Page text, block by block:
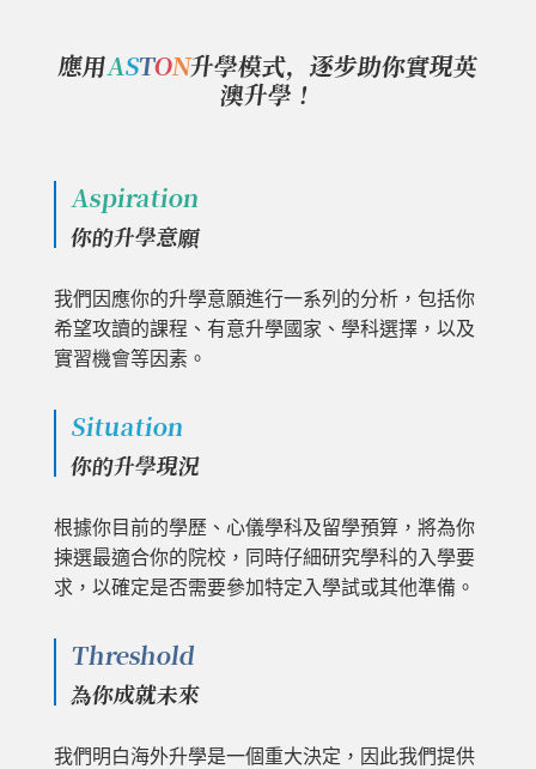
應用ASTON升學模式，逐步助你實現英
澳升學！
Aspiration
你的升學意願
我們因應你的升學意願進行一系列的分析，包括你
希望攻讀的課程、有意升學國家、學科選擇，以及
實習機會等因素。
Situation
你的升學現況
根據你目前的學歷、心儀學科及留學預算，將為你
揀選最適合你的院校，同時仔細研究學科的入學要
求，以確定是否需要參加特定入學試或其他準備。
Threshold
為你成就未來
我們明白海外升學是一個重大決定，因此我們提供